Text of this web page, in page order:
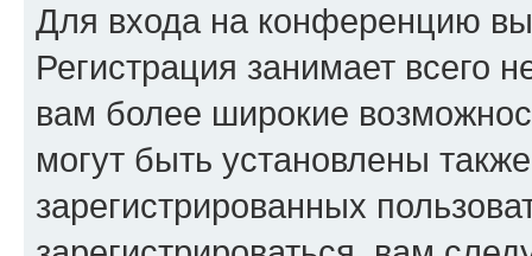
Для входа на конференцию
Регистрация занимает всего
вам более широкие
могут быть установлены
зарегистрированных